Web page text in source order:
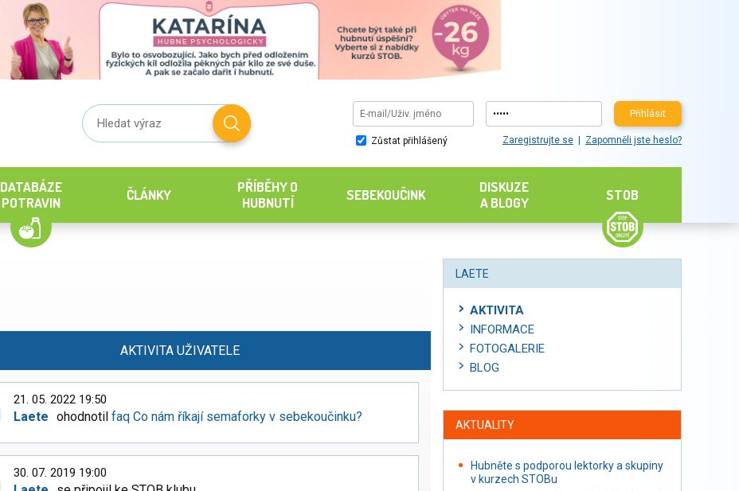
Přihlásit
Zůstat přihlášený Zaregistrujte se Zapomněli jste heslo?
DATABÁZE
POTRAVIN
ČLÁNKY
PŘÍBĚHY O
HUBNUTÍ
SEBEKOUČINK
DISKUZE
A BLOGY
STOB
AKTIVITA UŽIVATELE
21. 05. 2022 19:50
Laete ohodnotilfaq Co nám říkají semaforky v sebekoučinku?
30. 07. 2019 19:00
LAETE
AKTIVITA
INFORMACE
FOTOGALERIE
BLOG
AKTUALITY
Hubněte s podporou lektorky a skupiny
v kurzech STOBu